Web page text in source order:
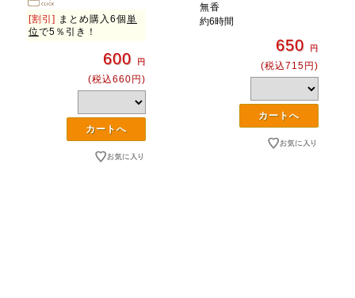
[割引] まとめ購入6個単
位で5％引き！
600 円
(税込660円)
無香
約6時間
650 円
(税込715円)